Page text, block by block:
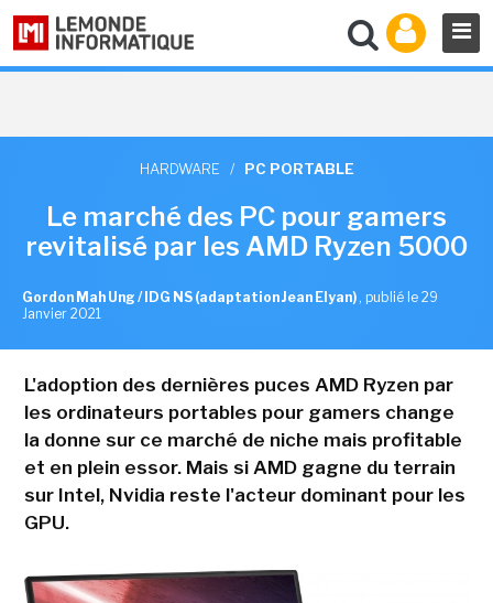
HARDWARE / PC PORTABLE
Le marché des PC pour gamers
revitalisé par les AMD Ryzen 5000
Gordon Mah Ung / IDG NS (adaptation Jean Elyan) , publié le 29
Janvier 2021
L'adoption des dernières puces AMD Ryzen par
les ordinateurs portables pour gamers change
la donne sur ce marché de niche mais profitable
et en plein essor. Mais si AMD gagne du terrain
sur Intel, Nvidia reste l'acteur dominant pour les
GPU.